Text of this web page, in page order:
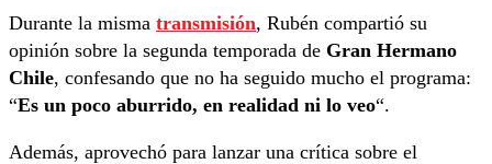
Durante la misma transmisión, Rubén compartió su
opinión sobre la segunda temporada de Gran Hermano
Chile, confesando que no ha seguido mucho el programa:
“Es un poco aburrido, en realidad ni lo veo“.
Además, aprovechó para lanzar una crítica sobre el